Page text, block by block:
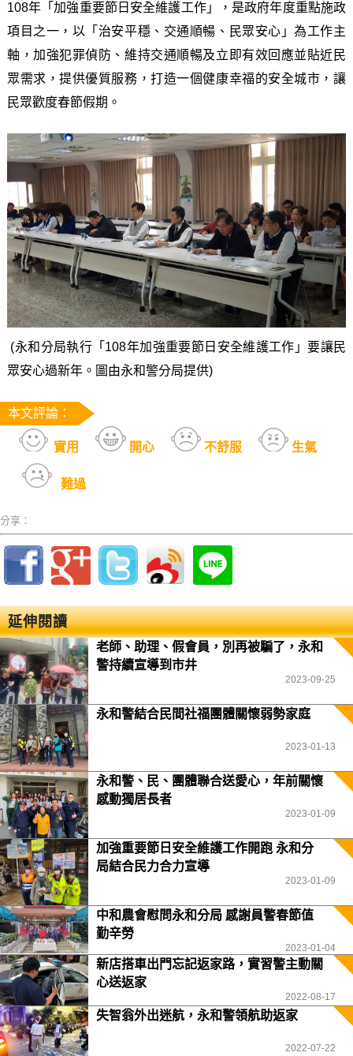
108年「加強重要節日安全維護工作」，是政府年度重點施政
項目之一，以「治安平穩、交通順暢、民眾安心」為工作主
軸，加強犯罪偵防、維持交通順暢及立即有效回應並貼近民
眾需求，提供優質服務，打造一個健康幸福的安全城市，讓
民眾歡度春節假期。
(永和分局執行「108年加強重要節日安全維護工作」要讓民
眾安心過新年。圖由永和警分局提供)
本文評論：
實用 開心 不舒服 生氣
難過
分享：
延伸閱讀
老師、助理、假會員，別再被騙了，永和
警持續宣導到市井
2023-09-25
永和警結合民間社福團體關懷弱勢家庭
2023-01-13
永和警、民、團體聯合送愛心，年前關懷
感動獨居長者
2023-01-09
加強重要節日安全維護工作開跑 永和分
局結合民力合力宣導
2023-01-09
中和農會慰問永和分局 感謝員警春節值
勤辛勞
2023-01-04
新店搭車出門忘記返家路，實習警主動關
心送返家
2022-08-17
失智翁外出迷航，永和警領航助返家
2022-07-22